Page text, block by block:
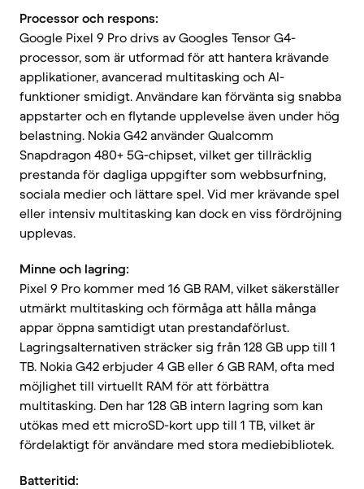
Processor och respons:
Google Pixel 9 Pro drivs av Googles Tensor G4-
processor, som är utformad för att hantera krävande
applikationer, avancerad multitasking och AI-
funktioner smidigt. Användare kan förvänta sig snabba
appstarter och en flytande upplevelse även under hög
belastning. Nokia G42 använder Qualcomm
Snapdragon 480+ 5G-chipset, vilket ger tillräcklig
prestanda för dagliga uppgifter som webbsurfning,
sociala medier och lättare spel. Vid mer krävande spel
eller intensiv multitasking kan dock en viss fördröjning
upplevas.
Minne och lagring:
Pixel 9 Pro kommer med 16 GB RAM, vilket säkerställer
utmärkt multitasking och förmåga att hålla många
appar öppna samtidigt utan prestandaförlust.
Lagringsalternativen sträcker sig från 128 GB upp till 1
TB. Nokia G42 erbjuder 4 GB eller 6 GB RAM, ofta med
möjlighet till virtuellt RAM för att förbättra
multitasking. Den har 128 GB intern lagring som kan
utökas med ett microSD-kort upp till 1 TB, vilket är
fördelaktigt för användare med stora mediebibliotek.
Batteritid: